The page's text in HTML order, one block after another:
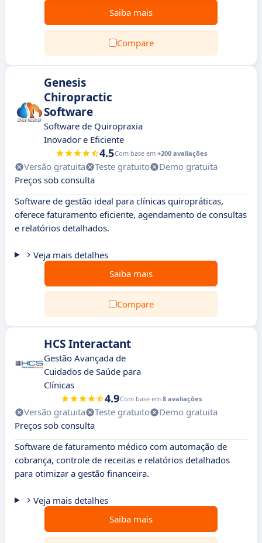
Saiba mais
Compare
Genesis
Chiropractic
Software
Software de Quiropraxia
Inovador e Eficiente
4.5Com base em +200 avaliações
Versão gratuita Teste gratuito
Demo gratuita
Preços sob consulta
Software de gestão ideal para clínicas quiropráticas,
oferece faturamento eficiente, agendamento de consultas
e relatórios detalhados.
Veja mais detalhes
Saiba mais
Compare
HCS Interactant
Gestão Avançada de
Cuidados de Saúde para
Clínicas
4.9Com base em 8 avaliações
Versão gratuita Teste gratuito
Demo gratuita
Preços sob consulta
Software de faturamento médico com automação de
cobrança, controle de receitas e relatórios detalhados
para otimizar a gestão financeira.
Veja mais detalhes
Saiba mais